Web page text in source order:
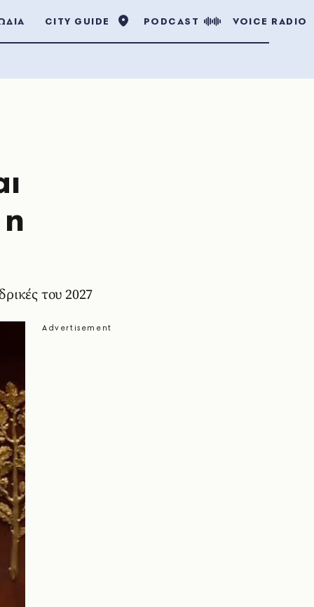
CITY GUIDE PODCAST VOICE RADIO
του 2027